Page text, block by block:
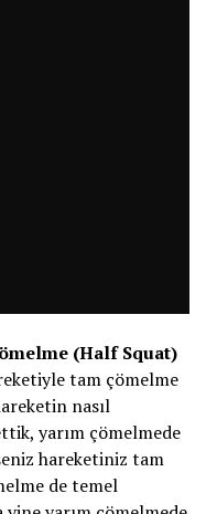
(Half Squat)
tam çömelme
nasıl
yarım çömelmede
hareketiniz tam
de temel